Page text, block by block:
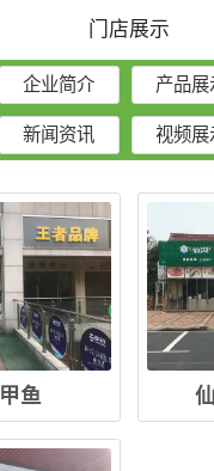
门店展示
企业简介 产品展
新闻资讯 视频展
鱼